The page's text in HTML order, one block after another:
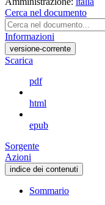
Cerca nel documento
Informazioni
versione-corrente
Scarica
pdf
html
epub
Sorgente
Azioni
indice dei contenuti
Sommario